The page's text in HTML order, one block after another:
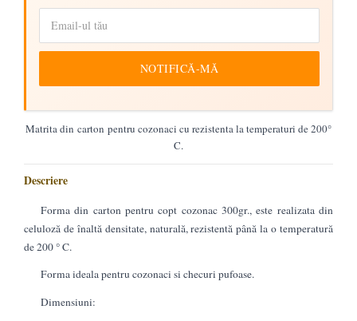
NOTIFICĂ-MĂ
Matrita din carton pentru cozonaci cu rezistenta la temperaturi de 200°
C.
Descriere
Forma din carton pentru copt cozonac 300gr., este realizata din
celuloză de înaltă densitate, naturală, rezistentă până la o temperatură
de 200 ° C.
Forma ideala pentru cozonaci si checuri pufoase.
Dimensiuni: